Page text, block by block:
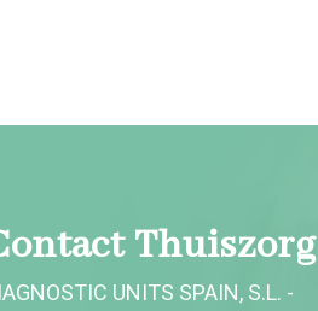
Thuiszorg
UNITS SPAIN, S.L. -